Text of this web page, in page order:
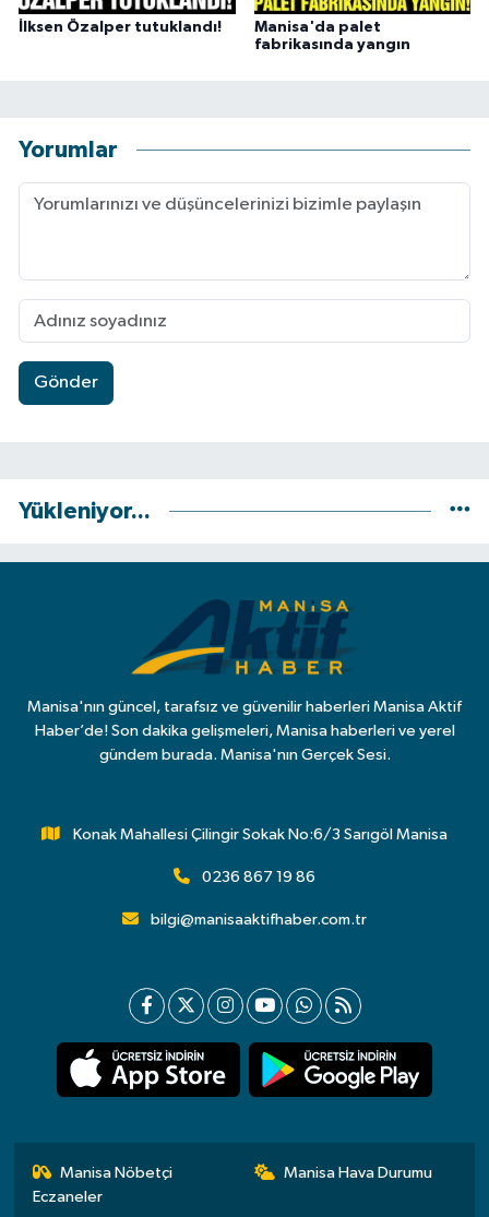
İlksen Özalper tutuklandı!
Manisa'da palet
fabrikasında yangın
Yorumlar
Gönder
Yükleniyor...
Manisa'nın güncel, tarafsız ve güvenilir haberleri Manisa Aktif
Haber’de! Son dakika gelişmeleri, Manisa haberleri ve yerel
gündem burada. Manisa'nın Gerçek Sesi.
Konak Mahallesi Çilingir Sokak No:6/3 Sarıgöl Manisa
0236 867 19 86
bilgi@manisaaktifhaber.com.tr
Manisa Nöbetçi
Eczaneler
Manisa Hava Durumu